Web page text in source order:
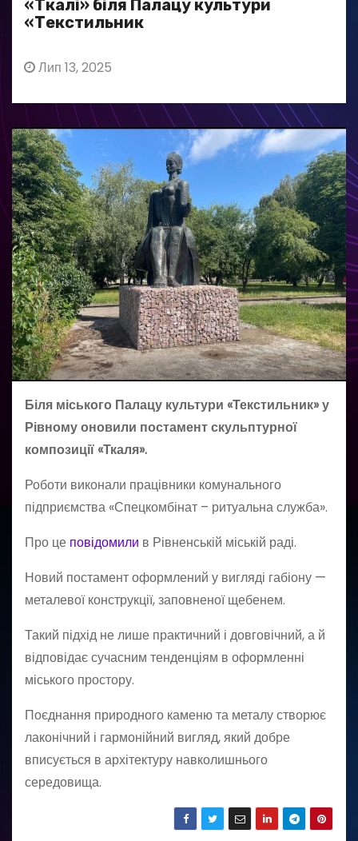
«Ткалі» біля Палацу культури
«Текстильник
Лип 13, 2025
Біля міського Палацу культури «Текстильник» у
Рівному оновили постамент скульптурної
композиції «Ткаля».
Роботи виконали працівники комунального
підприємства «Спецкомбінат – ритуальна служба».
Про це повідомили в Рівненській міській раді.
Новий постамент оформлений у вигляді габіону —
металевої конструкції, заповненої щебенем.
Такий підхід не лише практичний і довговічний, а й
відповідає сучасним тенденціям в оформленні
міського простору.
Поєднання природного каменю та металу створює
лаконічний і гармонійний вигляд, який добре
вписується в архітектуру навколишнього
середовища.